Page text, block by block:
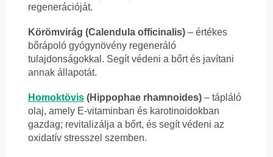
regenerációját.
Körömvirág (Calendula officinalis) – értékes
bőrápoló gyógynövény regeneráló
tulajdonságokkal. Segít védeni a bőrt és javítani
annak állapotát.
Homoktövis (Hippophae rhamnoides) – tápláló
olaj, amely E-vitaminban és karotinoidokban
gazdag; revitalizálja a bőrt, és segít védeni az
oxidatív stresszel szemben.